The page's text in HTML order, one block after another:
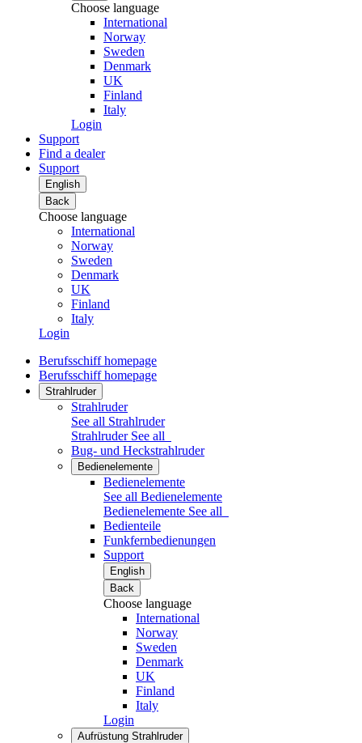
Choose language
International
Norway
Sweden
Denmark
UK
Finland
Italy
Login
Support
Find a dealer
Support
English
Back
Choose language
International
Norway
Sweden
Denmark
UK
Finland
Italy
Login
Berufsschiff homepage
Berufsschiff homepage
Strahlruder
Strahlruder
See all Strahlruder
Strahlruder See all
Bug- und Heckstrahlruder
Bedienelemente
Bedienelemente
See all Bedienelemente
Bedienelemente See all
Bedienteile
Funkfernbedienungen
Support
English
Back
Choose language
International
Norway
Sweden
Denmark
UK
Finland
Italy
Login
Aufrüstung Strahlruder